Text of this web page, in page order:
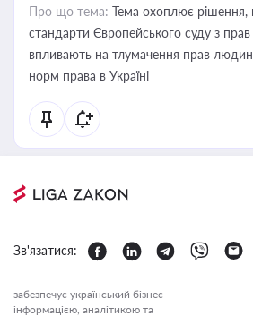
Про що тема: Тема охоплює рішення,
стандарти Європейського суду з
впливають на тлумачення прав
норм права в Україні
Зв'язатися:
забезпечує український бізнес
інформацією, аналітикою та